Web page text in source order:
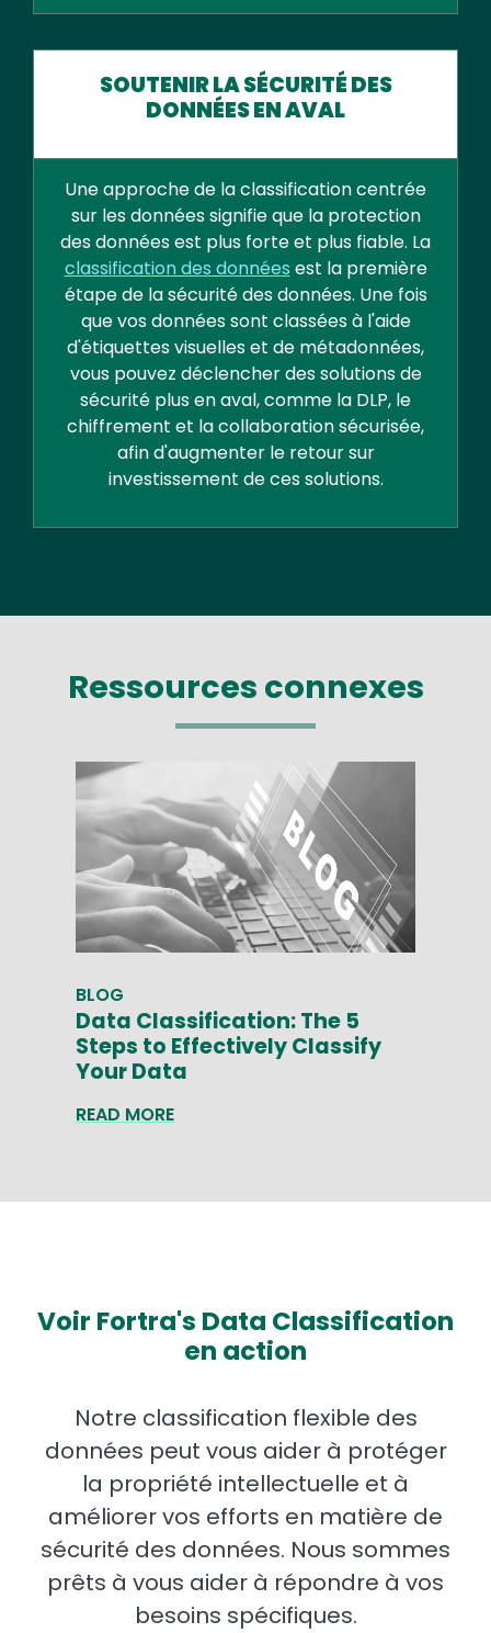
SOUTENIR LA SÉCURITÉ DES
DONNÉES EN AVAL
Une approche de la classification centrée
sur les données signifie que la protection
des données est plus forte et plus fiable. La
classification des données est la première
étape de la sécurité des données. Une fois
que vos données sont classées à l'aide
d'étiquettes visuelles et de métadonnées,
vous pouvez déclencher des solutions de
sécurité plus en aval, comme la DLP, le
chiffrement et la collaboration sécurisée,
afin d'augmenter le retour sur
investissement de ces solutions.
Ressources connexes
BLOG
Data Classification: The 5
Steps to Effectively Classify
Your Data
READ MORE
Voir Fortra's Data Classification
en action
Notre classification flexible des
données peut vous aider à protéger
la propriété intellectuelle et à
améliorer vos efforts en matière de
sécurité des données. Nous sommes
prêts à vous aider à répondre à vos
besoins spécifiques.